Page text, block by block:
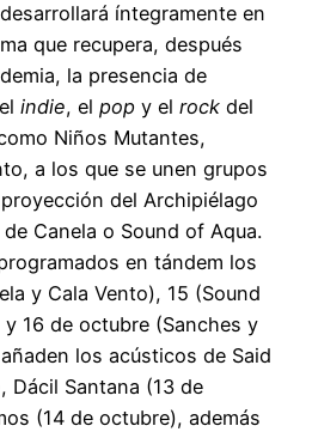
íntegramente en
que recupera, después
la presencia de
indie, el pop y el rock del
Niños Mutantes,
a los que se unen grupos
del Archipiélago
Canela o Sound of Aqua.
en tándem los
y Cala Vento), 15 (Sound
16 de octubre (Sanches y
los acústicos de Said
Dácil Santana (13 de
(14 de octubre), además